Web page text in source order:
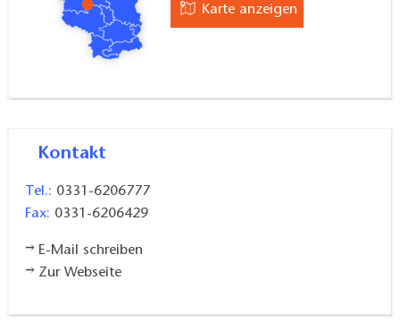
Karte anzeigen
Kontakt
Tel.: 0331-6206777
Fax: 0331-6206429
E-Mail schreiben
Zur Webseite